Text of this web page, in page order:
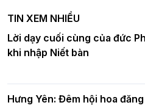
nghiêm tác pháp Tiền an cư
DL.2026
chúc mừng Phật đản BTS
Ban
Báo hiếu
15/8/2021)
TIN XEM NHIỀU
Lời dạy cuối cùng của đức
khi nhập Niết bàn
Hưng Yên: Đêm hội hoa